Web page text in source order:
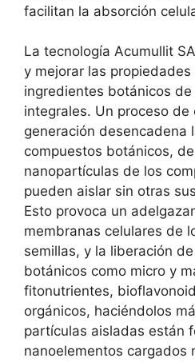
facilitan la absorción
La tecnología Acumullit
y mejorar las
ingredientes botánicos
integrales. Un proceso
generación desencadena
compuestos botánicos,
nanopartículas de los
pueden aislar sin otras
Esto provoca un
membranas celulares de
semillas, y la liberación
botánicos como micro y
fitonutrientes,
orgánicos, haciéndolos
partículas aisladas están
nanoelementos cargados